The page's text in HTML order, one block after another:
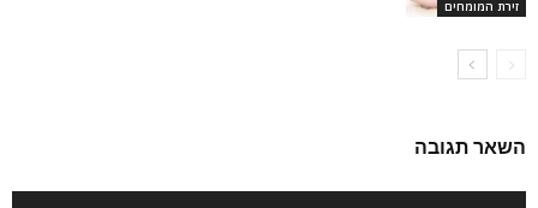
זירת המומחים
השאר תגובה